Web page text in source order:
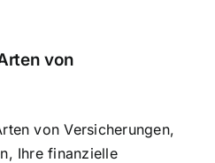
von
von Versicherungen,
Ihre finanzielle